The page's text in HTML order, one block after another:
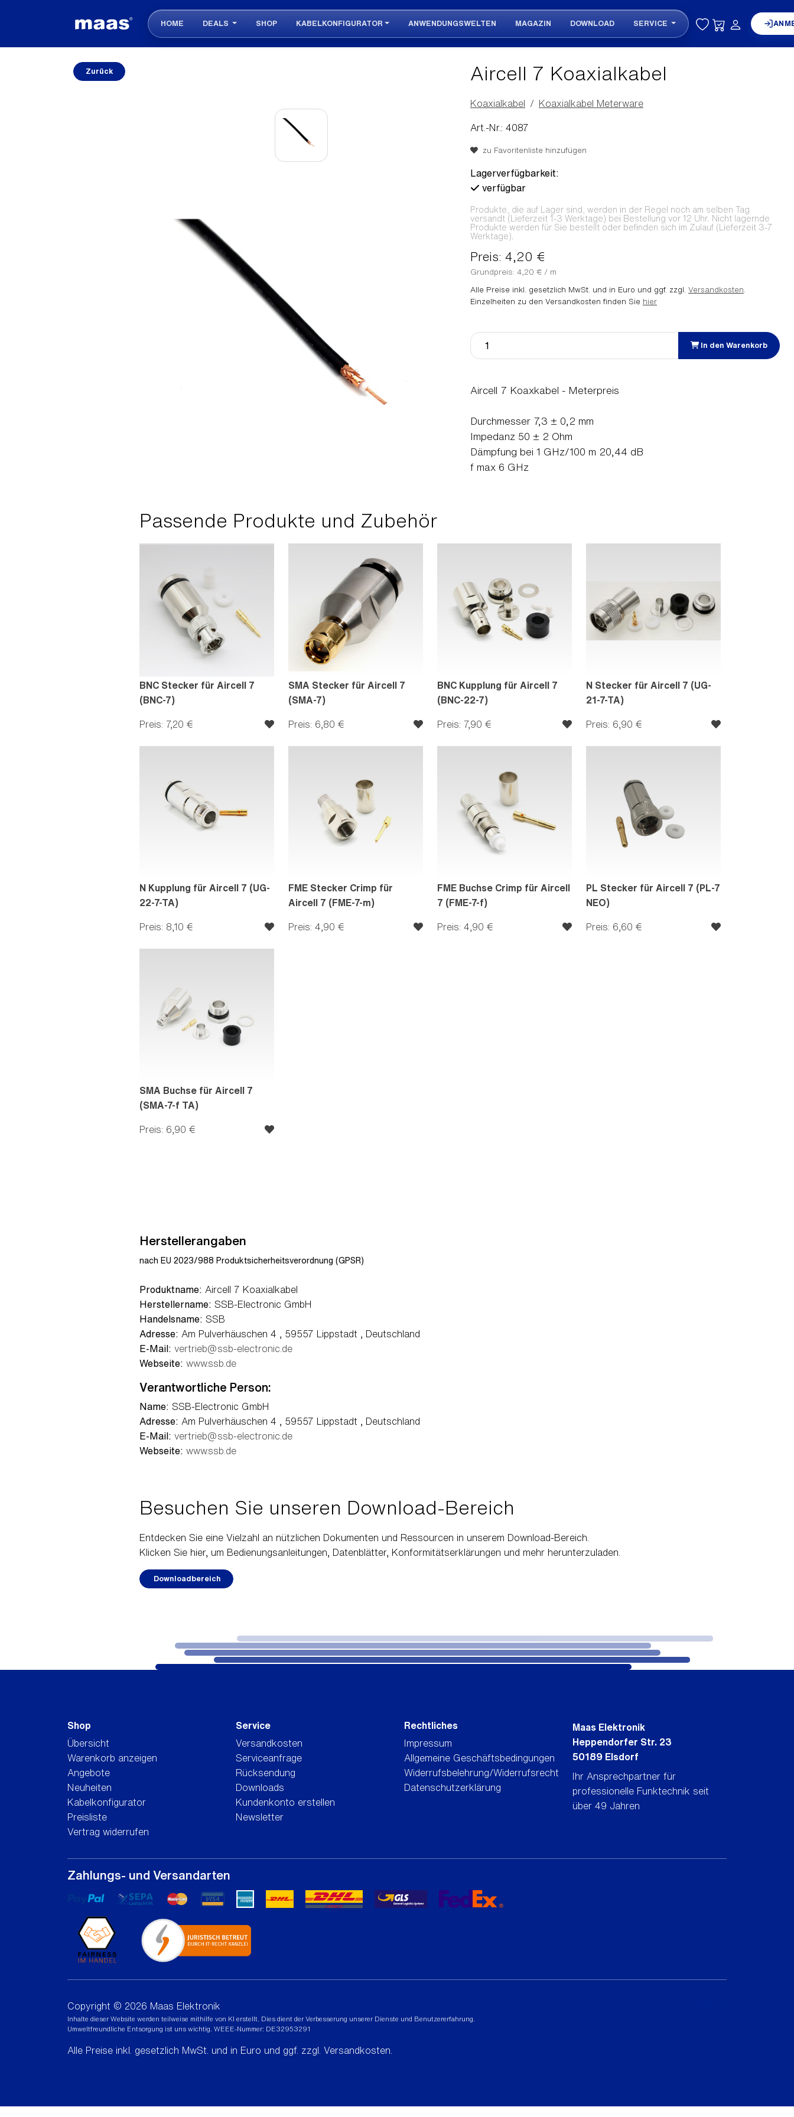
HOME DEALS SHOP KABELKONFIGURATOR ANWENDUNGSWELTEN MAGAZIN DOWNLOAD SERVICE
Zurück Aircell 7 Koaxialkabel
Koaxialkabel Koaxialkabel Meterware
Art.-Nr.: 4087
zu Favoritenliste hinzufügen
Lagerverfügbarkeit:
verfügbar
Produkte, die auf Lager sind, werden in der Regel noch am selben Tag
versandt (Lieferzeit 1-3 Werktage) bei Bestellung vor 12 Uhr. Nicht lagernde
Produkte werden für Sie bestellt oder befinden sich im Zulauf (Lieferzeit 3-7
Werktage).
Preis: 4,20 €
Grundpreis: 4,20 € / m
Alle Preise inkl. gesetzlich MwSt. und in Euro und ggf. zzgl. Versandkosten
Einzelheiten zu den Versandkosten finden Sie hier
In den Warenkorb
Aircell 7 Koaxkabel - Meterpreis
Durchmesser 7,3 ± 0,2 mm
Impedanz 50 ± 2 Ohm
Dämpfung bei 1 GHz/100 m 20,44 dB
f max 6 GHz
Passende Produkte und Zubehör
BNC Stecker für Aircell 7
(BNC-7)
Preis: 7,20 €
SMA Stecker für Aircell 7
(SMA-7)
Preis: 6,80 €
BNC Kupplung für Aircell 7
(BNC-22-7)
Preis: 7,90 €
N Stecker für Aircell 7 (UG-
21-7-TA)
Preis: 6,90 €
N Kupplung für Aircell 7 (UG-
22-7-TA)
Preis: 8,10 €
FME Stecker Crimp für
Aircell 7 (FME-7-m)
Preis: 4,90 €
FME Buchse Crimp für Aircell
7 (FME-7-f)
Preis: 4,90 €
PL Stecker für Aircell 7 (PL-7
NEO)
Preis: 6,60 €
SMA Buchse für Aircell 7
(SMA-7-f TA)
Preis: 6,90 €
Herstellerangaben
nach EU 2023/988 Produktsicherheitsverordnung (GPSR)
Produktname: Aircell 7 Koaxialkabel
Herstellername: SSB-Electronic GmbH
Handelsname: SSB
Adresse: Am Pulverhäuschen 4 , 59557 Lippstadt , Deutschland
E-Mail: vertrieb@ssb-electronic.de
Webseite: www.ssb.de
Verantwortliche Person:
Name: SSB-Electronic GmbH
Adresse: Am Pulverhäuschen 4 , 59557 Lippstadt , Deutschland
E-Mail: vertrieb@ssb-electronic.de
Webseite: www.ssb.de
Besuchen Sie unseren Download-Bereich
Entdecken Sie eine Vielzahl an nützlichen Dokumenten und Ressourcen in unserem Download-Bereich.
Klicken Sie hier, um Bedienungsanleitungen, Datenblätter, Konformitätserklärungen und mehr herunterzuladen.
Downloadbereich
Shop
Übersicht
Warenkorb anzeigen
Angebote
Neuheiten
Kabelkonfigurator
Preisliste
Vertrag widerrufen
Service
Versandkosten
Serviceanfrage
Rücksendung
Downloads
Kundenkonto erstellen
Newsletter
Rechtliches
Impressum
Allgemeine Geschäftsbedingungen
Widerrufsbelehrung/Widerrufsrecht
Datenschutzerklärung
Maas Elektronik
Heppendorfer Str. 23
50189 Elsdorf
Ihr Ansprechpartner für
professionelle Funktechnik seit
über 49 Jahren
Zahlungs- und Versandarten
Copyright © 2026 Maas Elektronik
Inhalte dieser Website werden teilweise mithilfe von KI erstellt. Dies dient der Verbesserung unserer Dienste und Benutzererfahrung.
Umweltfreundliche Entsorgung ist uns wichtig. WEEE-Nummer: DE32953291
Alle Preise inkl. gesetzlich MwSt. und in Euro und ggf. zzgl. Versandkosten